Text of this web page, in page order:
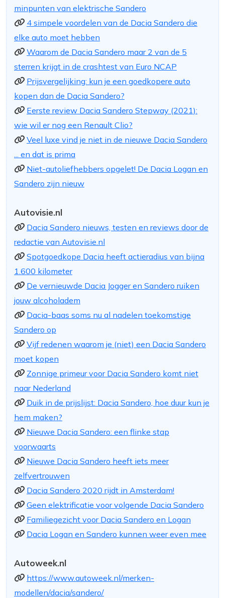
minpunten van elektrische Sandero
4 simpele voordelen van de Dacia Sandero die
elke auto moet hebben
Waarom de Dacia Sandero maar 2 van de 5
sterren krijgt in de crashtest van Euro NCAP
Prijsvergelijking: kun je een goedkopere auto
kopen dan de Dacia Sandero?
Eerste review Dacia Sandero Stepway (2021):
wie wil er nog een Renault Clio?
Veel luxe vind je niet in de nieuwe Dacia Sandero
... en dat is prima
Niet-autoliefhebbers opgelet! De Dacia Logan en
Sandero zijn nieuw
Autovisie.nl
Dacia Sandero nieuws, testen en reviews door de
redactie van Autovisie.nl
Spotgoedkope Dacia heeft actieradius van bijna
1.600 kilometer
De vernieuwde Dacia Jogger en Sandero ruiken
jouw alcoholadem
Dacia-baas soms nu al nadelen toekomstige
Sandero op
Vijf redenen waarom je (niet) een Dacia Sandero
moet kopen
Zonnige primeur voor Dacia Sandero komt niet
naar Nederland
Duik in de prijslijst: Dacia Sandero, hoe duur kun je
hem maken?
Nieuwe Dacia Sandero: een flinke stap
voorwaarts
Nieuwe Dacia Sandero heeft iets meer
zelfvertrouwen
Dacia Sandero 2020 rijdt in Amsterdam!
Geen elektrificatie voor volgende Dacia Sandero
Familiegezicht voor Dacia Sandero en Logan
Dacia Logan en Sandero kunnen weer even mee
Autoweek.nl
https://www.autoweek.nl/merken-
modellen/dacia/sandero/